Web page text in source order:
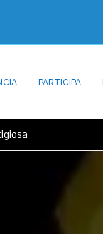
PARTICIPA